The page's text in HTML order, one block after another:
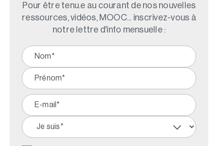
Pour être tenu.e au courant de nos nouvelles
ressources, vidéos, MOOC... inscrivez-vous à
notre lettre d'info mensuelle :